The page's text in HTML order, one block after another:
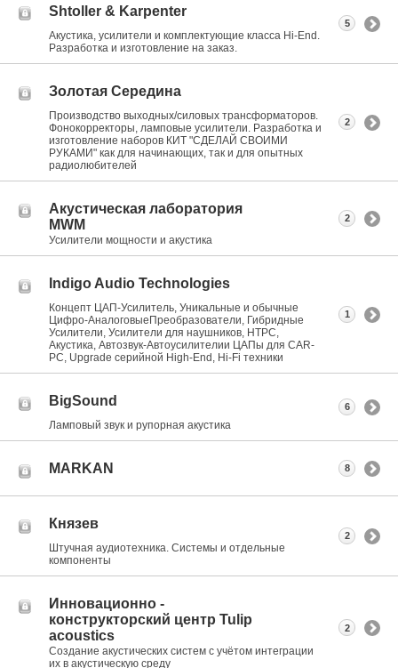
Shtoller & Karpenter
Акустика, усилители и комплектующие класса Hi-End.
Разработка и изготовление на заказ.
5
Золотая Середина
Производство выходных/силовых трансформаторов.
Фонокорректоры, ламповые усилители. Разработка и
изготовление наборов КИТ "СДЕЛАЙ СВОИМИ
РУКАМИ" как для начинающих, так и для опытных
радиолюбителей
2
Акустическая лаборатория
MWM
Усилители мощности и акустика
2
Indigo Audio Technologies
Концепт ЦАП-Усилитель, Уникальные и обычные
Цифро-АналоговыеПреобразователи, Гибридные
Усилители, Усилители для наушников, HTPC,
Акустика, Автозвук-Автоусилителии ЦАПы для CAR-
PC, Upgrade серийной High-End, Hi-Fi техники
1
BigSound
Ламповый звук и рупорная акустика
6
MARKAN 8
Князев
Штучная аудиотехника. Системы и отдельные
компоненты
2
Инновационно -
конструкторский центр Tulip
acoustics
Создание акустических систем с учётом интеграции
их в акустическую среду
2